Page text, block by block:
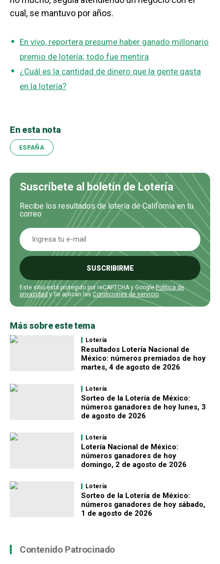
cual, se mantuvo por años.
En vivo, reportera presume haber ganado millonario
premio de lotería; todo fue mentira
¿Cuál es la cantidad de dinero que la gente gasta
en la lotería?
En esta nota
ESPAÑA
Suscríbete al boletín de Lotería
Recibe los resultados de lotería de California en tu
correo
SUSCRIBIRME
Este sitio está protegido por reCAPTCHA y GooglePolítica de
privacidady Se aplican las Condiciones de servicio.
Más sobre este tema
Lotería
Resultados Lotería Nacional de
México: números premiados de hoy
martes, 4 de agosto de 2026
Lotería
Sorteo de la Lotería de México:
números ganadores de hoy lunes, 3
de agosto de 2026
Lotería
Lotería Nacional de México:
números ganadores de hoy
domingo, 2 de agosto de 2026
Lotería
Sorteo de la Lotería de México:
números ganadores de hoy sábado,
1 de agosto de 2026
Contenido Patrocinado